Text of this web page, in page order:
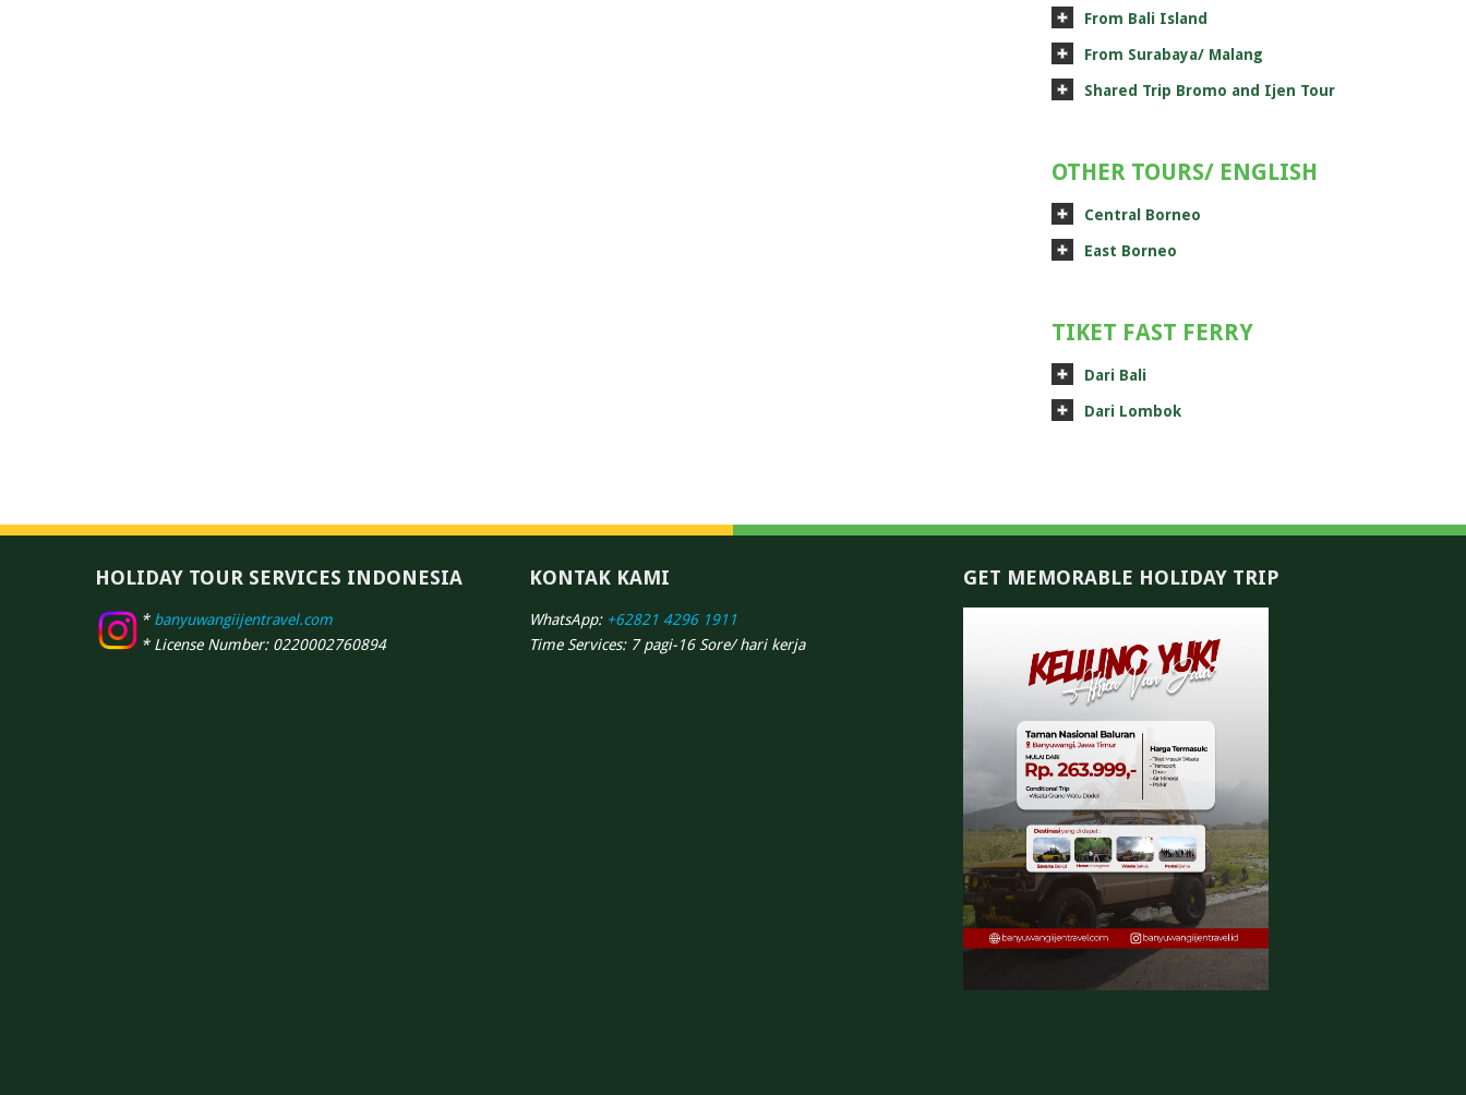
From Bali Island
From Surabaya/ Malang
Shared Trip Bromo and Ijen Tour
OTHER TOURS/ ENGLISH
Central Borneo
East Borneo
TIKET FAST FERRY
Dari Bali
Dari Lombok
HOLIDAY TOUR SERVICES INDONESIA
* banyuwangiijentravel.com
* License Number: 0220002760894
KONTAK KAMI
WhatsApp: +62821 4296 1911
Time Services: 7 pagi-16 Sore/ hari kerja
GET MEMORABLE HOLIDAY TRIP